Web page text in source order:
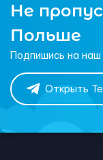
Не
Польше
Подпишись на
Открыть